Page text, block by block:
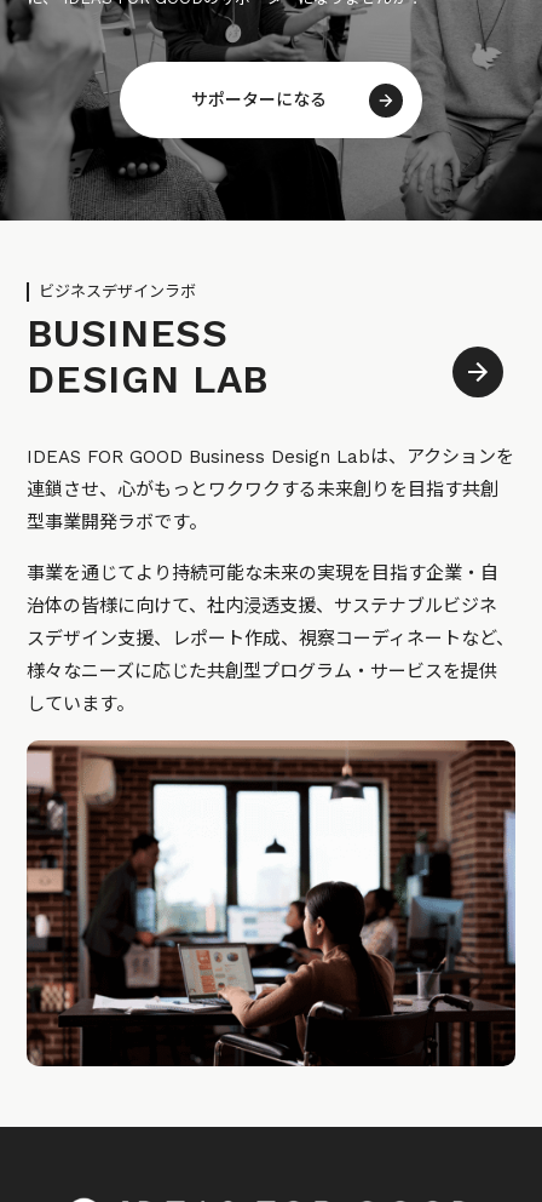
サポーターになる
ビジネスデザインラボ
BUSINESS
DESIGN LAB
IDEAS FOR GOOD Business Design Labは、アクションを
連鎖させ、心がもっとワクワクする未来創りを目指す共創
型事業開発ラボです。
事業を通じてより持続可能な未来の実現を目指す企業・自
治体の皆様に向けて、社内浸透支援、サステナブルビジネ
スデザイン支援、レポート作成、視察コーディネートなど、
様々なニーズに応じた共創型プログラム・サービスを提供
しています。